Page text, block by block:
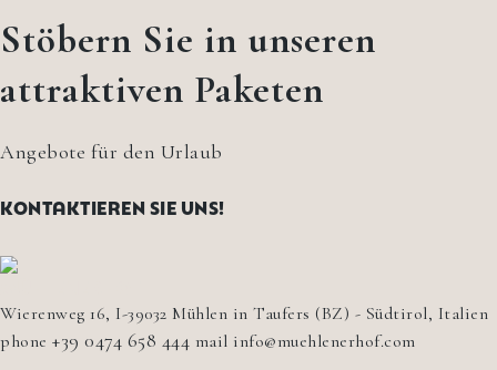
Stöbern Sie in unseren
attraktiven Paketen
Angebote für den Urlaub
KONTAKTIEREN SIE UNS!
Wierenweg 16, I-39032 Mühlen in Taufers (BZ) - Südtirol, Italien
phone +39 0474 658 444 mail info@muehlenerhof.com